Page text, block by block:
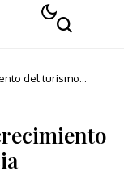
del turismo